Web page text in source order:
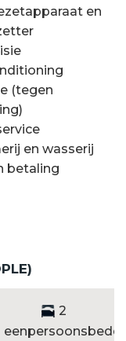
en
(tegen
en wasserij
betaling
2